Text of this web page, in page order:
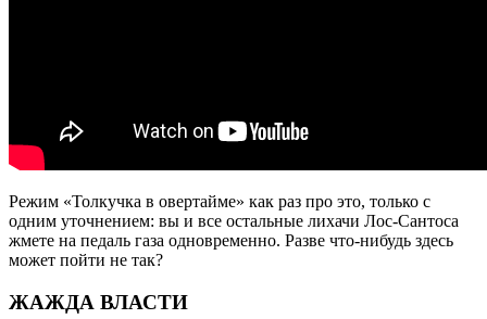
Режим «Толкучка в овертайме» как раз про это, только с
одним уточнением: вы и все остальные лихачи Лос-Сантоса
жмете на педаль газа одновременно. Разве что-нибудь здесь
может пойти не так?
ЖАЖДА ВЛАСТИ